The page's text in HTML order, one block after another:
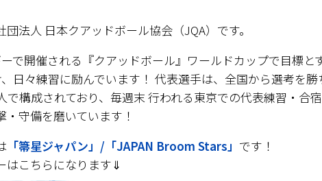
法人 日本クアッドボール協会（JQA）です。
で開催される『クアッドボール』ワールドカップで目標と
日々練習に励んでいます！ 代表選手は、全国から選考を勝
で構成されており、毎週末 行われる東京での代表練習・合
守備を磨いています！
「箒星ジャパン」/「JAPAN Broom Stars」 です！
はこちらになります⇓